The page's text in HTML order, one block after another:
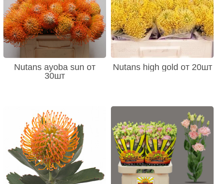
Nutans ayoba sun от
30шт
Nutans high gold от 20шт